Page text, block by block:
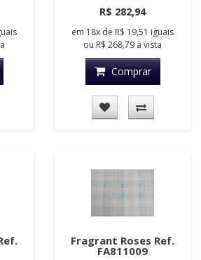
R$ 282,94
em 18x de R$ 19,51 iguais
ou R$ 268,79 à vista
Comprar
Fragrant Roses Ref.
FA811009